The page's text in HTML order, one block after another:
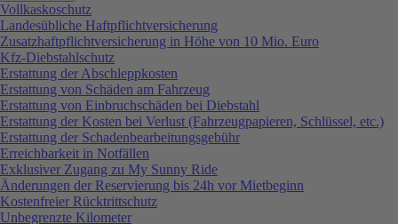
Vollkaskoschutz
Landesübliche Haftpflichtversicherung
Zusatzhaftpflichtversicherung in Höhe von 10 Mio. Euro
Kfz-Diebstahlschutz
Erstattung der Abschleppkosten
Erstattung von Schäden am Fahrzeug
Erstattung von Einbruchschäden bei Diebstahl
Erstattung der Kosten bei Verlust (Fahrzeugpapieren, Schlüssel, etc.)
Erstattung der Schadenbearbeitungsgebühr
Erreichbarkeit in Notfällen
Exklusiver Zugang zu My Sunny Ride
Änderungen der Reservierung bis 24h vor Mietbeginn
Kostenfreier Rücktrittschutz
Unbegrenzte Kilometer